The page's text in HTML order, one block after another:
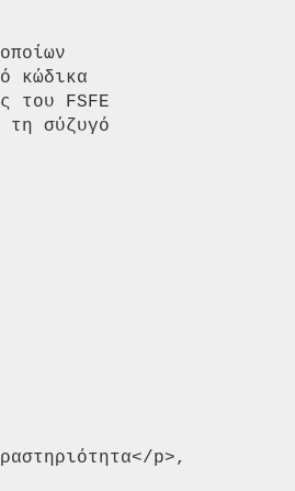
κώδικα
του FSFE
σύζυγό